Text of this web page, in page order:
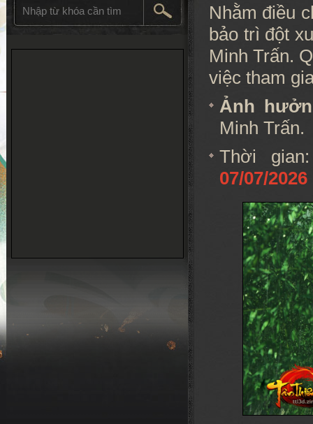
Nhằm điều
bảo trì đột
Minh Trấn.
việc tham
Ảnh
Minh Trấn.
Thời
07/07/2026